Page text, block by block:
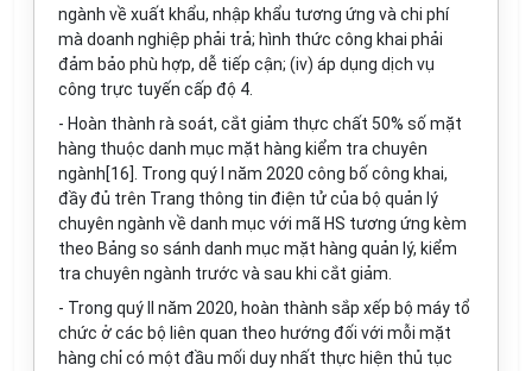
ngành về xuất khẩu, nhập khẩu tương ứng và chi phí
mà doanh nghiệp phải trả; hình thức công khai phải
đảm bảo phù hợp, dễ tiếp cận; (iv) áp dụng dịch vụ
công trực tuyến cấp độ 4.
- Hoàn thành rà soát, cắt giảm thực chất 50% số mặt
hàng thuộc danh mục mặt hàng kiểm tra chuyên
ngành[16]. Trong quý I năm 2020 công bố công khai,
đầy đủ trên Trang thông tin điện tử của bộ quản lý
chuyên ngành về danh mục với mã HS tương ứng kèm
theo Bảng so sánh danh mục mặt hàng quản lý, kiểm
tra chuyên ngành trước và sau khi cắt giảm.
- Trong quý II năm 2020, hoàn thành sắp xếp bộ máy tổ
chức ở các bộ liên quan theo hướng đối với mỗi mặt
hàng chỉ có một đầu mối duy nhất thực hiện thủ tục